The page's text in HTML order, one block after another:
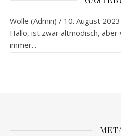
Wolle (Admin) / 10. August 2023
Hallo, ist zwar altmodisch, aber
immer...